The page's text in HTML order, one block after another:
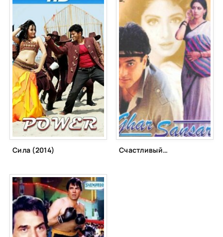
Сила (2014) Счастливый дом (1986)